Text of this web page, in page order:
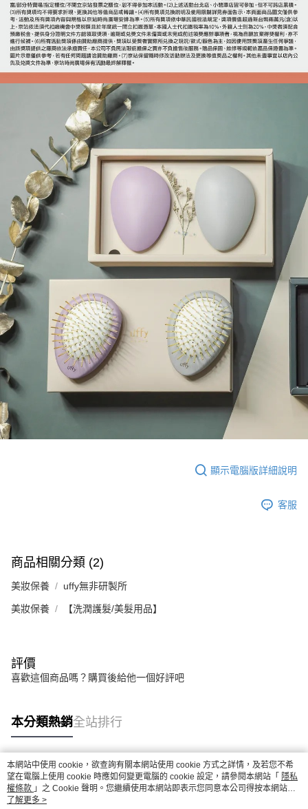
顯示電腦版詳細說明
客服
商品相關分類 (2)
美妝保養 uffy無非研製所
美妝保養 【洗潤護髮/美髮用品】
評價
喜歡這個商品嗎？購買後給他一個好評吧
本分類熱銷全站排行
熱門標籤
本網站中使用 cookie，欲查詢有關本網站使用 cookie 方式之詳情，及若您不希
望在電腦上使用 cookie 時應如何變更電腦的 cookie 設定，請參閱本網站「 隱私
權條款 」之 Cookie 聲明。您繼續使用本網站即表示您同意本公司得按本網站使
用條款之 Cookie 聲明使用 cookie。
了解更多 >